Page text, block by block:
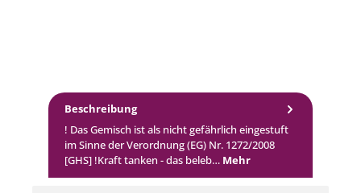
Beschreibung
! Das Gemisch ist als nicht gefährlich eingestuft
im Sinne der Verordnung (EG) Nr. 1272/2008
[GHS] !Kraft tanken - das beleb… Mehr